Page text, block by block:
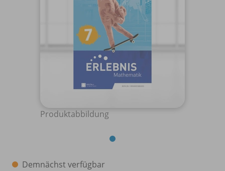
Produktabbildung
Demnächst verfügbar